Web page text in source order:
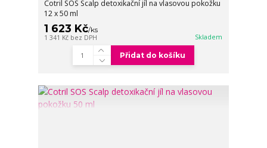
Cotril SOS Scalp detoxikační jíl na vlasovou pokožku
12 x 50 ml
1 623 Kč/ks
1 341 Kč bez DPH Skladem
Přidat do košíku